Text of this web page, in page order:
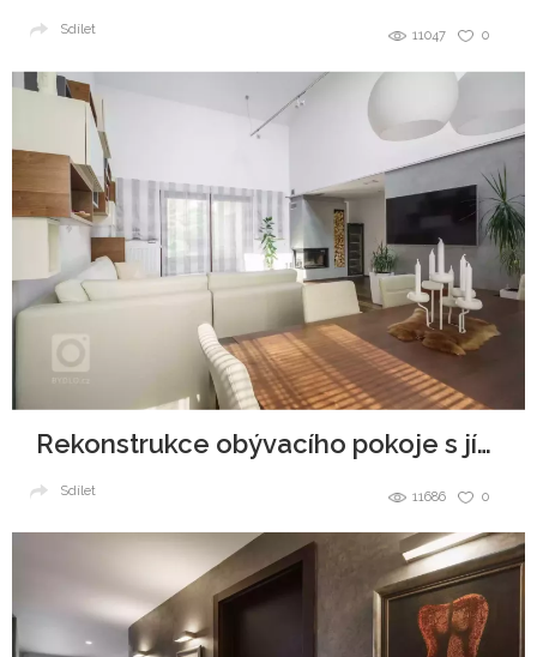
0
11047
Sdílet
Rekonstrukce obývacího pokoje s jídelním koutem
0
11686
Sdílet